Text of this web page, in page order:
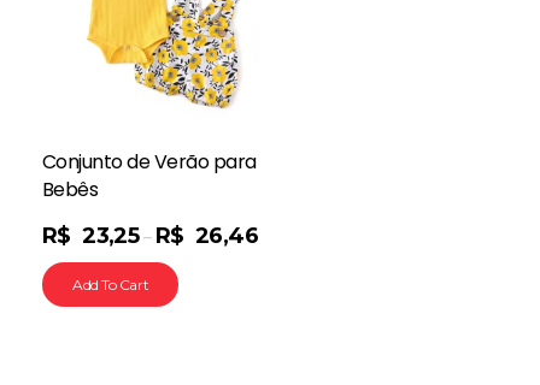
Conjunto de Verão para
Bebês
R$ 23,25– R$ 26,46
Add To Cart